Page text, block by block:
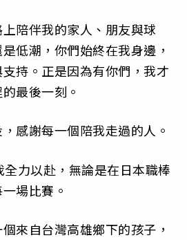
陪伴我的家人、朋友與球
低潮，你們始終在我身邊，
持。正是因為有你們，我才
最後一刻。
感謝每一個陪我走過的人。
力以赴，無論是在日本職棒
場比賽。
來自台灣高雄鄉下的孩子，